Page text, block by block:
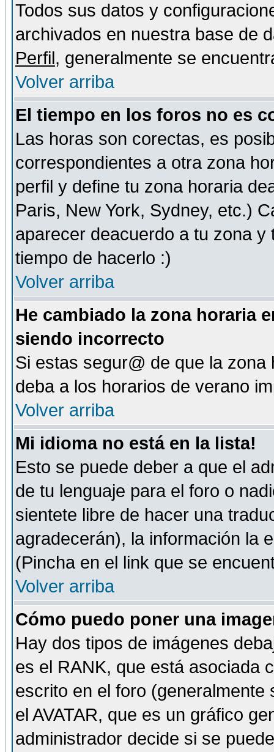
Todos sus datos y
archivados en nuestra base de
Perfil, generalmente se
Volver arriba
El tiempo en los foros no es
Las horas son corectas, es
correspondientes a otra zona
perfil y define tu zona horaria
Paris, New York, Sydney, etc.)
aparecer deacuerdo a tu zona
tiempo de hacerlo :)
Volver arriba
He cambiado la zona horaria
siendo incorrecto
Si estas segur@ de que la
deba a los horarios de verano
Volver arriba
Mi idioma no está en la lista!
Esto se puede deber a que el
de tu lenguaje para el foro o
sientete libre de hacer una
agradecerán), la información la
(Pincha en el link que se
Volver arriba
Cómo puedo poner una
Hay dos tipos de imágenes
es el RANK, que está asociada
escrito en el foro
el AVATAR, que es un gráfico
administrador decide si se